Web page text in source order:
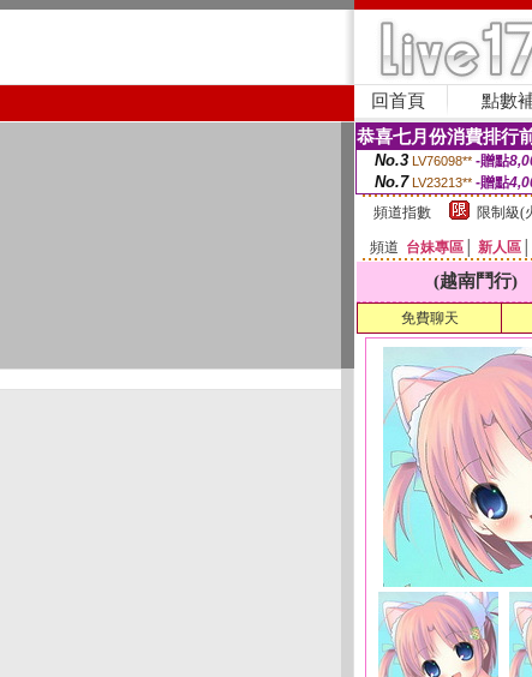
回首頁 點數
恭喜七月份消費排行
No.3 LV76098** -贈點
No.7 LV23213** -贈點
頻道指數
限制級(
頻道 台妹專區 新人區
(越南鬥行)
免費聊天